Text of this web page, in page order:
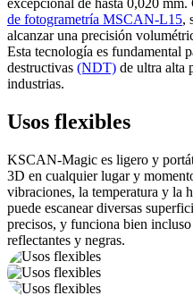
excepcional de hasta 0,020
de fotogrametría MSCAN-L15,
alcanzar una precisión
Esta tecnología es fundamental
destructivas (NDT) de ultra alta
industrias.
Usos flexibles
KSCAN-Magic es ligero y
3D en cualquier lugar y
vibraciones, la temperatura y la
puede escanear diversas
precisos, y funciona bien
reflectantes y negras.